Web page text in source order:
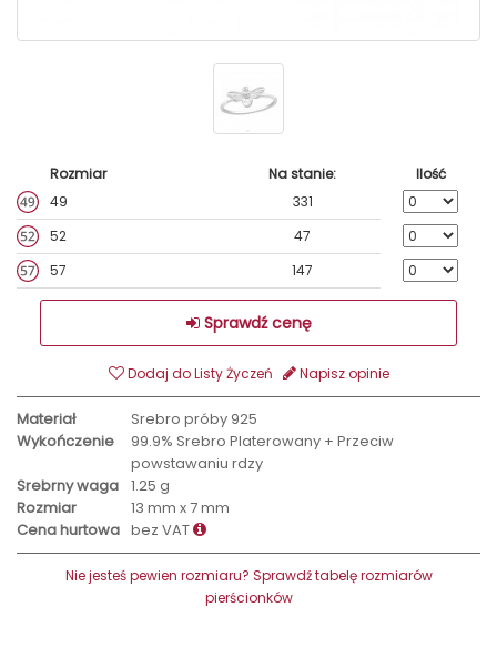
Rozmiar Na stanie:
Ilość
49
331
52
47
57
147
Sprawdź cenę
Dodaj do Listy Życzeń Napisz opinie
Materiał
Srebro próby 925
Wykończenie
99.9% Srebro Platerowany + Przeciw
powstawaniu rdzy
Srebrny waga 1.25 g
Rozmiar
13 mm x 7 mm
Cena hurtowa bez VAT
Nie jesteś pewien rozmiaru? Sprawdź tabelę rozmiarów
pierścionków